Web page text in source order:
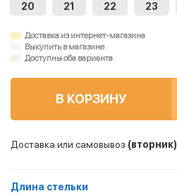
20 21 22 23
Доставка из интернет-магазина
Выкупить в магазине
Доступны оба варианта
В КОРЗИНУ
Доставка или самовывоз (вторник)
Длина стельки